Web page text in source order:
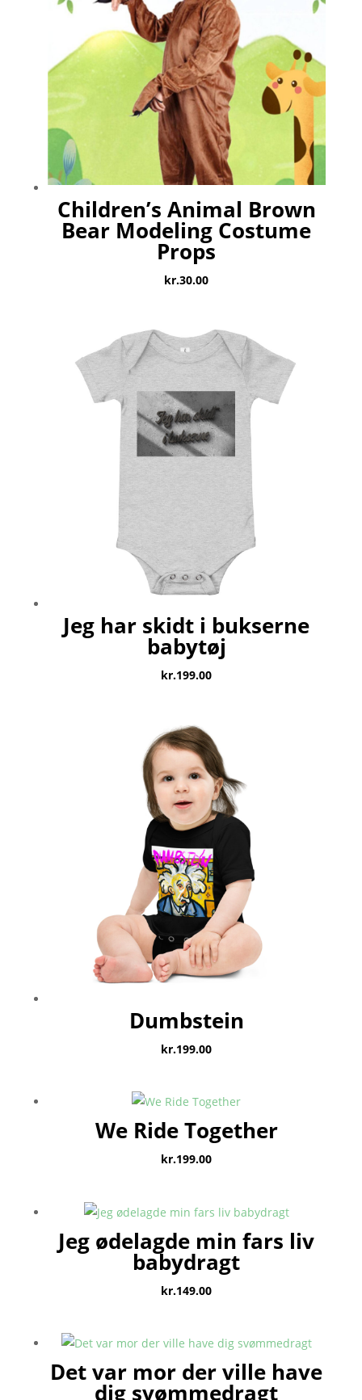
Children’s Animal Brown
Bear Modeling Costume
Props
kr.30.00
Jeg har skidt i bukserne
babytøj
kr.199.00
Dumbstein
kr.199.00
We Ride Together
kr.199.00
Jeg ødelagde min fars liv
babydragt
kr.149.00
Det var mor der ville have
dig svømmedragt